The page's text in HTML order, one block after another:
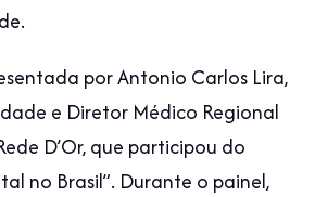
por Antonio Carlos Lira,
e Diretor Médico Regional
D’Or, que participou do
no Brasil”. Durante o painel,